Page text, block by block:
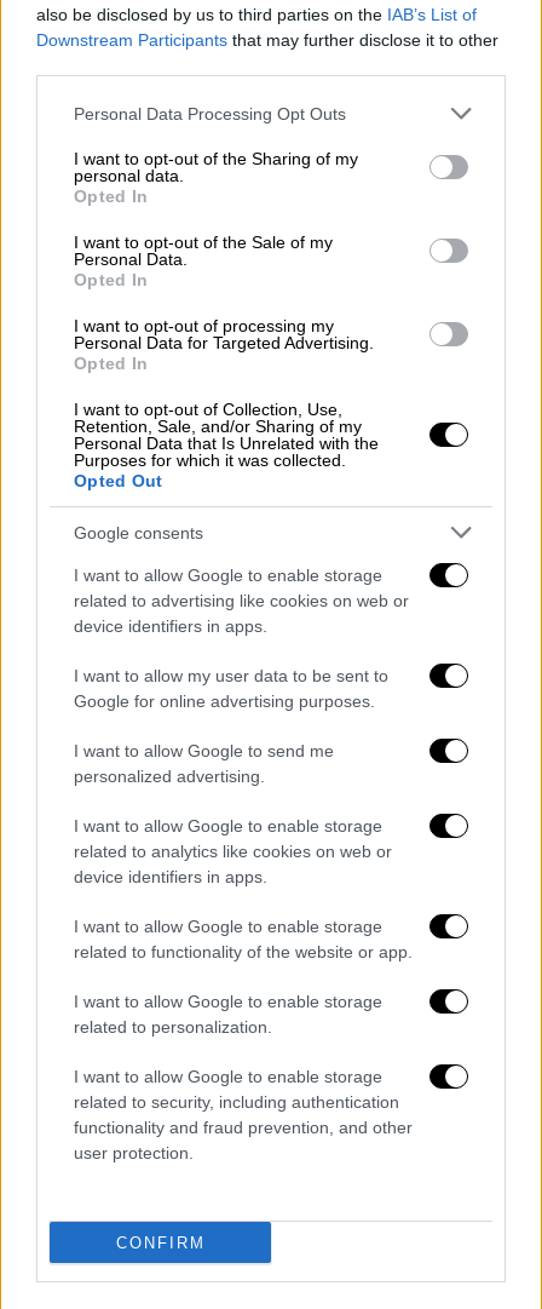
also be disclosed by us to third parties on the IAB’s List of
Downstream Participants that may further disclose it to other
Please note that this website/app uses one or more Google
not limited to your visit or usage behaviour. You may click to
grant or deny consent to Google and its third-party tags to
use your data for below specified purposes in below Google
consent section.
Personal Data Processing Opt Outs
I want to opt-out of the Sharing of my
personal data.
Opted In
I want to opt-out of the Sale of my
Personal Data.
Opted In
I want to opt-out of processing my
Personal Data for Targeted Advertising.
Opted In
I want to opt-out of Collection, Use,
Retention, Sale, and/or Sharing of my
Personal Data that Is Unrelated with the
Purposes for which it was collected.
Opted Out
Google consents
I want to allow Google to enable storage
related to advertising like cookies on web or
device identifiers in apps.
I want to allow my user data to be sent to
Google for online advertising purposes.
I want to allow Google to send me
personalized advertising.
I want to allow Google to enable storage
related to analytics like cookies on web or
device identifiers in apps.
I want to allow Google to enable storage
related to functionality of the website or app.
I want to allow Google to enable storage
related to personalization.
I want to allow Google to enable storage
related to security, including authentication
functionality and fraud prevention, and other
user protection.
CONFIRM
Ελλάδα|08.08.2025 23:13
Αρχαία Ολυμπία: Συνελήφθη πολίτης
γιατί άρπαξε το όχημα της
πυροσβεστικής για να σβήσει τη φωτιά
Ένα πρωτόγνωρο περιστατικό
Οικονομία|08.08.2025 23:00
ΕΦΚΑ-ΔΥΠΑ: Ο «χάρτης» των πληρωμών
έως τις 14 Αυγούστου
Συνολικά 50.761.000 ευρώ θα καταβληθούν
σε 54.846 δικαιούχους